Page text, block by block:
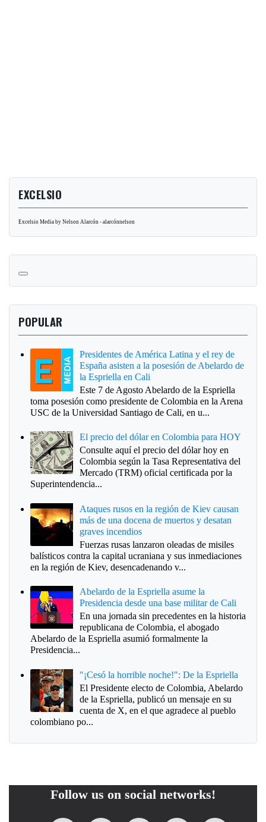
EXCELSIO
Excelsio Media by Nelson Alarcón - alarcónnelson
POPULAR
Presidentes de América Latina y el rey de
España asisten a la posesión de Abelardo de
la Espriella en Cali
Este 7 de Agosto Abelardo de la Espriella
toma posesión como presidente de Colombia en la Arena
USC de la Universidad Santiago de Cali, en u...
El precio del dólar en Colombia para HOY
Consulte aquí el precio del dólar hoy en
Colombia según la Tasa Representativa del
Mercado (TRM) oficial certificada por la
Superintendencia...
Ataques rusos en la región de Kiev causan
más de una docena de muertos y desatan
graves incendios
Fuerzas rusas lanzaron oleadas de misiles
balísticos contra la capital ucraniana y sus inmediaciones
en la región de Kiev, desencadenando v...
Abelardo de la Espriella asume la
Presidencia desde una base militar de Cali
En una jornada sin precedentes en la historia
republicana de Colombia, el abogado
Abelardo de la Espriella asumió formalmente la
Presidencia...
"¡Cesó la horrible noche!": De la Espriella
El Presidente electo de Colombia, Abelardo
de la Espriella, publicó un mensaje en su
cuenta de X, en el que agradece al pueblo
colombiano po...
Follow us on social networks!